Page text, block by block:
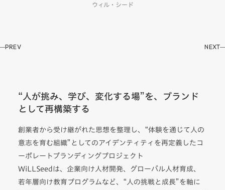
ウィル・シード
“人が挑み、学び、変化する場”を、ブランド
として再構築する
創業者から受け継がれた思想を整理し、“体験を通じて人の
意志を育む組織”としてのアイデンティティを再定義したコ
ーポレートブランディングプロジェクト
WiLLSeedは、企業向け人材開発、グローバル人材育成、
若年層向け教育プログラムなど、“人の挑戦と成長”を軸に
PREV NEXT